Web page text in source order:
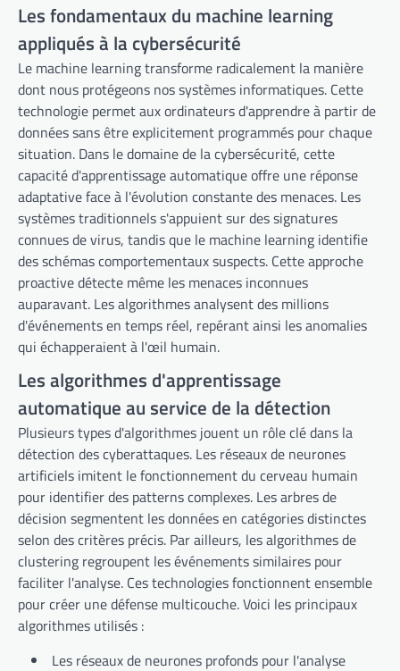
Les fondamentaux du machine learning
appliqués à la cybersécurité
Le machine learning transforme radicalement la manière
dont nous protégeons nos systèmes informatiques. Cette
technologie permet aux ordinateurs d'apprendre à partir de
données sans être explicitement programmés pour chaque
situation. Dans le domaine de la cybersécurité, cette
capacité d'apprentissage automatique offre une réponse
adaptative face à l'évolution constante des menaces. Les
systèmes traditionnels s'appuient sur des signatures
connues de virus, tandis que le machine learning identifie
des schémas comportementaux suspects. Cette approche
proactive détecte même les menaces inconnues
auparavant. Les algorithmes analysent des millions
d'événements en temps réel, repérant ainsi les anomalies
qui échapperaient à l'œil humain.
Les algorithmes d'apprentissage
automatique au service de la détection
Plusieurs types d'algorithmes jouent un rôle clé dans la
détection des cyberattaques. Les réseaux de neurones
artificiels imitent le fonctionnement du cerveau humain
pour identifier des patterns complexes. Les arbres de
décision segmentent les données en catégories distinctes
selon des critères précis. Par ailleurs, les algorithmes de
clustering regroupent les événements similaires pour
faciliter l'analyse. Ces technologies fonctionnent ensemble
pour créer une défense multicouche. Voici les principaux
algorithmes utilisés :
Les réseaux de neurones profonds pour l'analyse